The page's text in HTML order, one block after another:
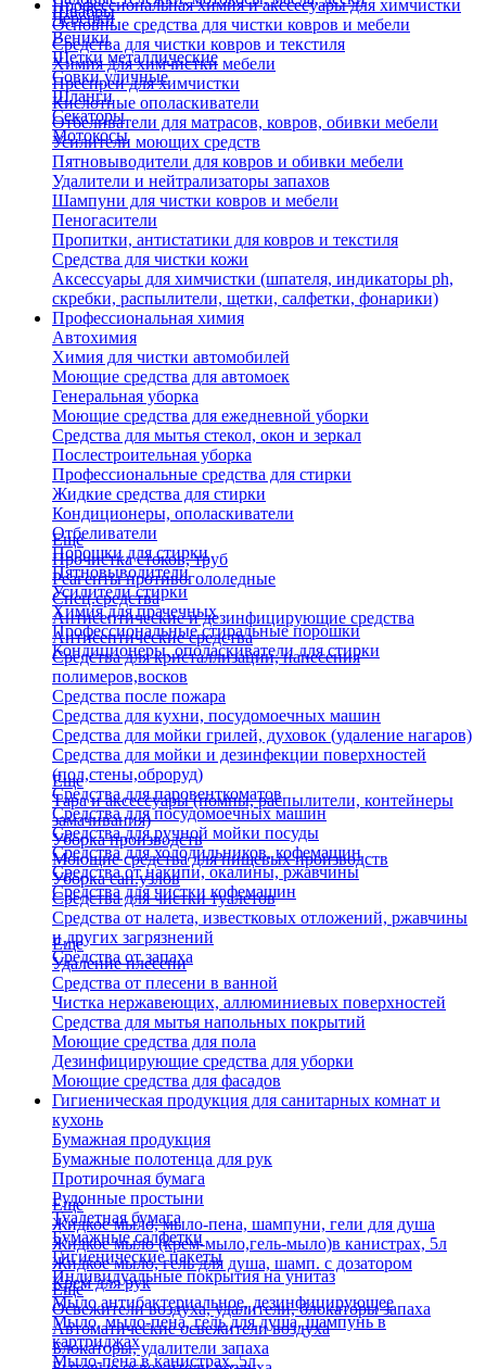
Швабры
Черенки
Веники
Щетки металлические
Совки уличные
Шланги
Секаторы
Мотокосы
Профессиональная химия и акссесуары для химчистки
Основные средства для чистки ковров и мебели
Средства для чистки ковров и текстиля
Химия для химчистки мебели
Преспреи для химчистки
Кислотные ополаскиватели
Отбеливатели для матрасов, ковров, обивки мебели
Усилители моющих средств
Пятновыводители для ковров и обивки мебели
Удалители и нейтрализаторы запахов
Шампуни для чистки ковров и мебели
Пеногасители
Пропитки, антистатики для ковров и текстиля
Средства для чистки кожи
Аксессуары для химчистки (шпателя, индикаторы ph,
скребки, распылители, щетки, салфетки, фонарики)
Профессиональная химия
Автохимия
Химия для чистки автомобилей
Моющие средства для автомоек
Генеральная уборка
Моющие средства для ежедневной уборки
Средства для мытья стекол, окон и зеркал
Послестроительная уборка
Профессиональные средства для стирки
Жидкие средства для стирки
Кондиционеры, ополаскиватели
Отбеливатели
Порошки для стирки
Пятновыводители
Усилители стирки
Химия для прачечных
Профессиональные стиральные порошки
Кондиционеры, ополаскиватели для стирки
Еще
Прочистка стоков, труб
Реагенты противогололедные
Спец.средства
Антисептические и дезинфицирующие средства
Антисептические средства
Средства для кристаллизации, нанесения
полимеров,восков
Средства после пожара
Средства для кухни, посудомоечных машин
Средства для мойки грилей, духовок (удаление нагаров)
Средства для мойки и дезинфекции поверхностей
(пол,стены,оброруд)
Средства для паровенткоматов
Средства для посудомоечных машин
Средства для ручной мойки посуды
Средства для холодильников, кофемашин
Средства от накипи, окалины, ржавчины
Средства для чистки кофемашин
Еще
Тара и аксессуары (помпы, распылители, контейнеры
замачивания)
Уборка производств
Моющие средства для пищевых производств
Уборка сан.узлов
Средства для чистки туалетов
Средства от налета, известковых отложений, ржавчины
и других загрязнений
Средства от запаха
Еще
Удаление плесени
Средства от плесени в ванной
Чистка нержавеющих, аллюминиевых поверхностей
Средства для мытья напольных покрытий
Моющие средства для пола
Дезинфицирующие средства для уборки
Моющие средства для фасадов
Гигиеническая продукция для санитарных комнат и
кухонь
Бумажная продукция
Бумажные полотенца для рук
Протирочная бумага
Рулонные простыни
Туалетная бумага
Бумажные салфетки
Гигиенические пакеты
Индивидуальные покрытия на унитаз
Еще
Жидкое мыло, мыло-пена, шампуни, гели для душа
Жидкое мыло (крем-мыло,гель-мыло)в канистрах, 5л
Жидкое мыло, гель для душа, шамп. с дозатором
Крем для рук
Мыло антибактериальное, дезинфицирующее
Мыло, мыло-пена, гель для душа, шампунь в
картриджах
Мыло-пена в канистрах, 5л
Еще
Освежители воздуха, удалители, блокаторы запаха
Автоматические освежители воздуха
Блокаторы, удалители запаха